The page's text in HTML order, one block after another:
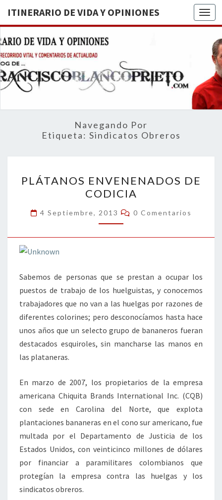
ITINERARIO DE VIDA Y OPINIONES
DE
BREVE
RECORRIDO
VITAL Y
ACTUALIDAD
Navegando Por
Etiqueta: Sindicatos Obreros
ENVENENADOS
DE
CODICIA
PLÁTANOS ENVENENADOS DE
CODICIA
4 Septiembre, 2013 Comentarios
0 Comentarios
Sabemos de personas que se prestan a ocupar los
puestos de trabajo de los huelguistas, y conocemos
trabajadores que no van a las huelgas por razones de
diferentes colorines; pero desconocíamos hasta hace
unos años que un selecto grupo de bananeros fueran
destacados esquiroles, sin mancharse las manos en
las plataneras.
En marzo de 2007, los propietarios de la empresa
americana Chiquita Brands International Inc. (CQB)
con sede en Carolina del Norte, que explota
plantaciones bananeras en el cono sur americano, fue
multada por el Departamento de Justicia de los
Estados Unidos, con veinticinco millones de dólares
por financiar a paramilitares colombianos que
protegían la empresa contra las huelgas y los
sindicatos obreros.